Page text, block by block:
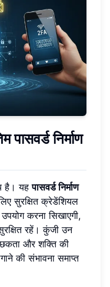
निर्माण
है। यहपासवर्ड निर्माण
सुरक्षित क्रेडेंशियल
करना सिखाएगी,
रहें। कुंजी उन
और शक्ति की
की संभावना समाप्त